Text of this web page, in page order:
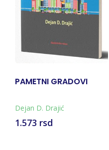
PAMETNI GRADOVI
Dejan D. Drajić
1.573 rsd